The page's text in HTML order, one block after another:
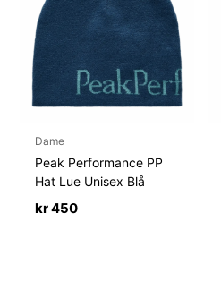
Dame
Peak Performance PP
Hat Lue Unisex Blå
kr450